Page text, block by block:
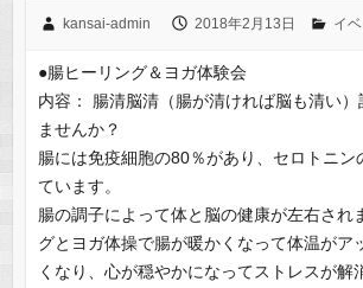
kansai-admin 2018年2月13日 イ
●腸ヒーリング＆ヨガ体験会
内容： 腸清脳清（腸が清ければ脳も清い
ませんか？
腸には免疫細胞の80％があり、セロトニン
ています。
腸の調子によって体と脳の健康が左右され
グとヨガ体操で腸が暖かくなって体温がア
くなり、心が穏やかになってストレスが解